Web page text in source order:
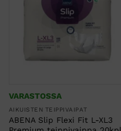
VARASTOSSA
AIKUISTEN TEIPPIVAIPAT
ABENA Slip Flexi Fit L-XL3